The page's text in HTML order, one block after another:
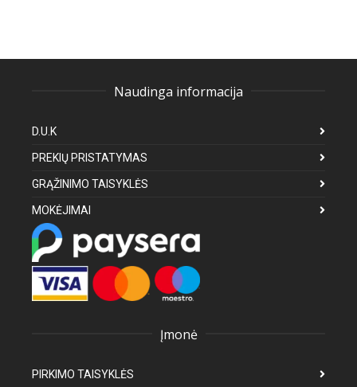
Naudinga informacija
D.U.K
PREKIŲ PRISTATYMAS
GRĄŽINIMO TAISYKLĖS
MOKĖJIMAI
Įmonė
PIRKIMO TAISYKLĖS